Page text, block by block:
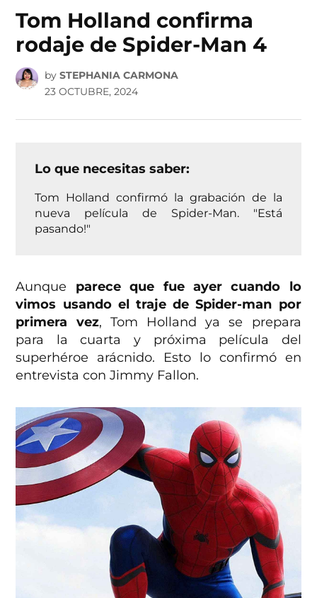
Tom Holland confirma
rodaje de Spider-Man 4
by STEPHANIA CARMONA
23 OCTUBRE, 2024
Lo que necesitas saber:
Tom Holland confirmó la grabación de la
nueva película de Spider-Man. "Está
pasando!"
Aunque parece que fue ayer cuando lo
vimos usando el traje de Spider-man por
primera vez, Tom Holland ya se prepara
para la cuarta y próxima película del
superhéroe arácnido. Esto lo confirmó en
entrevista con Jimmy Fallon.